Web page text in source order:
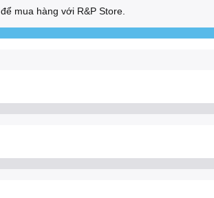
để mua hàng với R&P Store.